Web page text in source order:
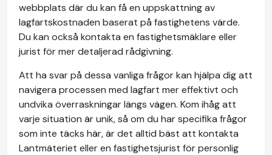
webbplats där du kan få en uppskattning av
lagfartskostnaden baserat på fastighetens värde.
Du kan också kontakta en fastighetsmäklare eller
jurist för mer detaljerad rådgivning.
Att ha svar på dessa vanliga frågor kan hjälpa dig att
navigera processen med lagfart mer effektivt och
undvika överraskningar längs vägen. Kom ihåg att
varje situation är unik, så om du har specifika frågor
som inte täcks här, är det alltid bäst att kontakta
Lantmäteriet eller en fastighetsjurist för personlig